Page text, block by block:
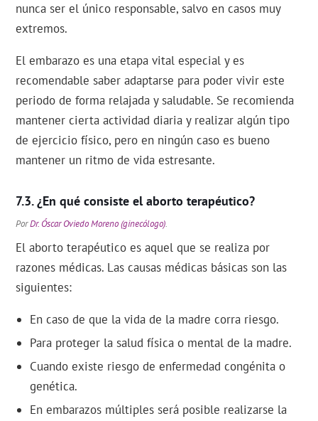
nunca ser el único responsable, salvo en casos muy
extremos.
El embarazo es una etapa vital especial y es
recomendable saber adaptarse para poder vivir este
periodo de forma relajada y saludable. Se recomienda
mantener cierta actividad diaria y realizar algún tipo
de ejercicio físico, pero en ningún caso es bueno
mantener un ritmo de vida estresante.
¿En qué consiste el aborto terapéutico?
PorDr. Óscar Oviedo Moreno (ginecólogo).
El aborto terapéutico es aquel que se realiza por
razones médicas. Las causas médicas básicas son las
siguientes:
En caso de que la vida de la madre corra riesgo.
Para proteger la salud física o mental de la madre.
Cuando existe riesgo de enfermedad congénita o
genética.
En embarazos múltiples será posible realizarse la